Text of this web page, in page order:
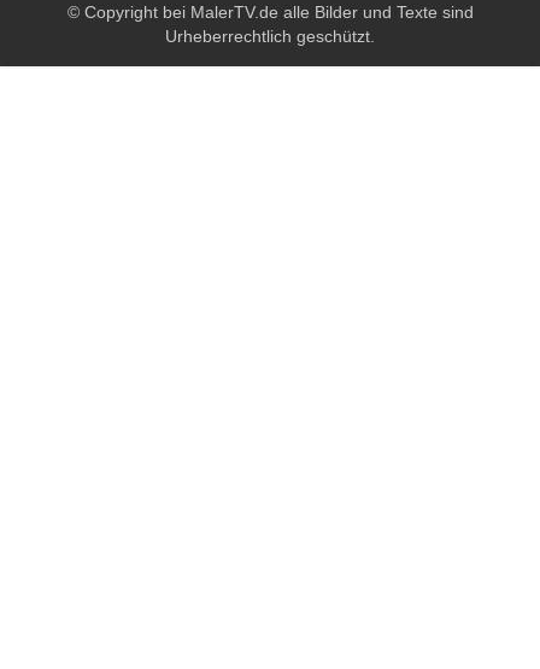
© Copyright bei MalerTV.de alle Bilder und Texte sind
Urheberrechtlich geschützt.